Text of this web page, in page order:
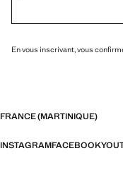
En vous inscrivant, vous
FRANCE (MARTINIQUE)
INSTAGRAMFACEBOOK